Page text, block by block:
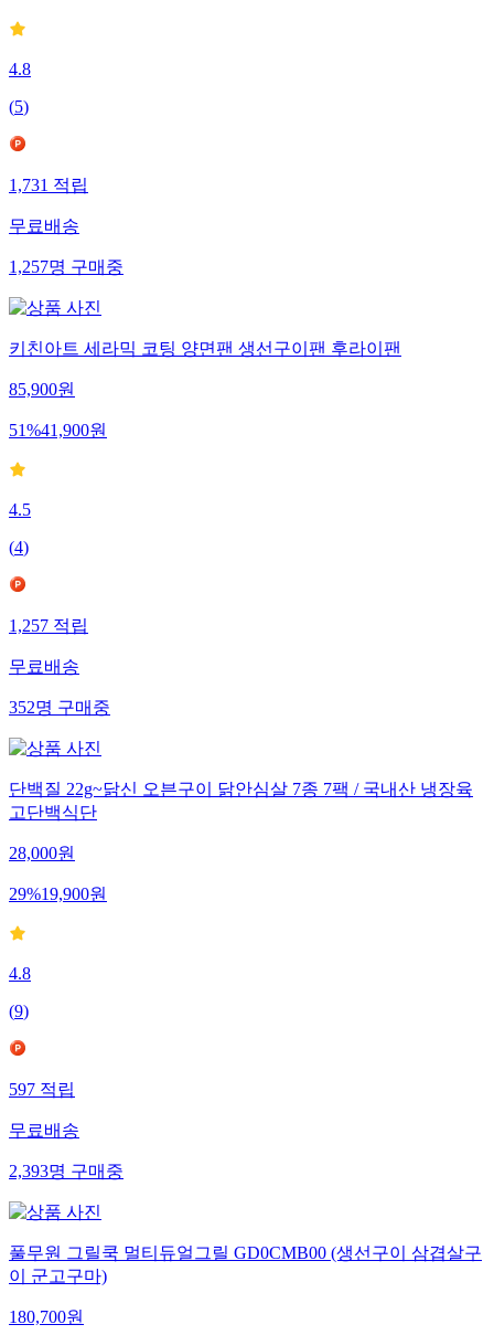
4.8
(5)
1,731적립
무료배송
1,257명구매중
키친아트 세라믹 코팅 양면팬 생선구이팬 후라이팬
85,900원
51%41,900원
4.5
(4)
1,257적립
무료배송
352명구매중
단백질 22g~닭신 오븐구이 닭안심살 7종 7팩 / 국내산 냉장육
고단백식단
28,000원
29%19,900원
4.8
(9)
597적립
무료배송
2,393명구매중
풀무원 그릴쿡 멀티듀얼그릴 GD0CMB00 (생선구이 삼겹살구
이 군고구마)
180,700원